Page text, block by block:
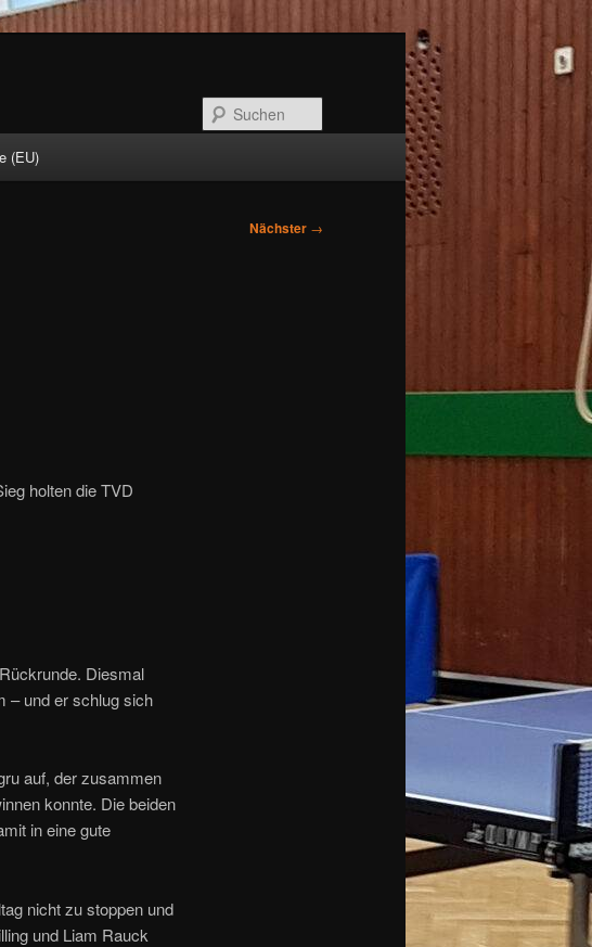
(EU)
Nächster →
holten die TVD
Diesmal
– und er schlug sich
auf, der zusammen
konnte. Die beiden
in eine gute
nicht zu stoppen und
und Liam Rauck